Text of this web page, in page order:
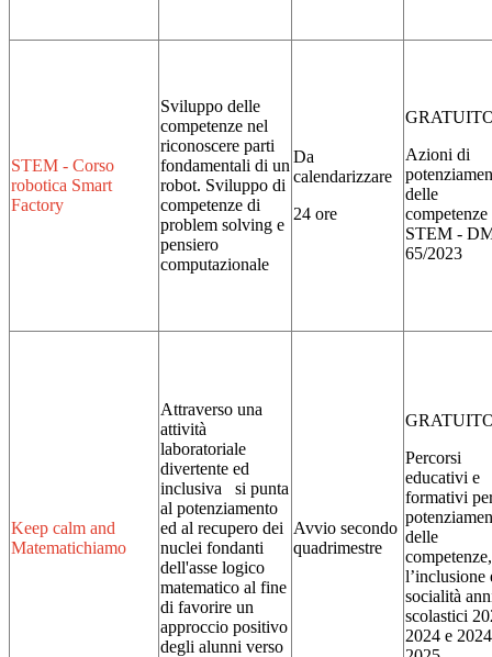
STEM - Corso
robotica Smart
Factory
Sviluppo delle
competenze nel
riconoscere parti
fondamentali di un
robot. Sviluppo di
competenze di
problem solving e
pensiero
computazionale
Da
calendarizzare
24 ore
Azioni di
delle
competenze
STEM -
65/2023
Keep calm and
Matematichiamo
Attraverso una
attività
laboratoriale
divertente ed
inclusiva si punta
al potenziamento
ed al recupero dei
nuclei fondanti
dell'asse logico
matematico al fine
di favorire un
approccio positivo
degli alunni verso
Avvio secondo
quadrimestre
Percorsi
educativi e
formativi
delle
competenze,
l’inclusione
socialità
scolastici
2024 e